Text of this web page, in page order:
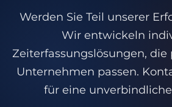
Werden Sie Teil unserer
Wir entwickeln
Zeiterfassungslösungen,
Unternehmen passen.
für eine